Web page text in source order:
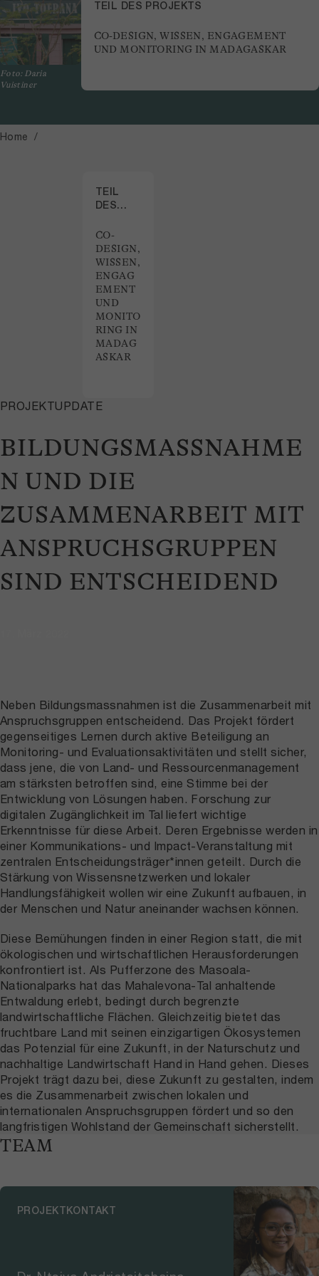
Foto: Daria
Vuistiner
TEIL DES PROJEKTS
CO-DESIGN, WISSEN, ENGAGEMENT
UND MONITORING IN MADAGASKAR
Home
BILDUNGSMASSNAHME
N UND DIE
ZUSAMMENARBEIT MIT
ANSPRUCHSGRUPPEN
SIND ENTSCHEIDEND
PROJEKTUPDATE
TEIL
DES
CO-
DESIGN,
WISSEN,
ENGAG
EMENT
UND
MONITO
RING IN
MADAG
ASKAR
Neben Bildungsmassnahmen ist die Zusammenarbeit mit
Anspruchsgruppen entscheidend. Das Projekt fördert
gegenseitiges Lernen durch aktive Beteiligung an
Monitoring- und Evaluationsaktivitäten und stellt sicher,
dass jene, die von Land- und Ressourcenmanagement
am stärksten betroffen sind, eine Stimme bei der
Entwicklung von Lösungen haben. Forschung zur
digitalen Zugänglichkeit im Tal liefert wichtige
Erkenntnisse für diese Arbeit. Deren Ergebnisse werden in
einer Kommunikations- und Impact-Veranstaltung mit
zentralen Entscheidungsträger*innen geteilt. Durch die
Stärkung von Wissensnetzwerken und lokaler
Handlungsfähigkeit wollen wir eine Zukunft aufbauen, in
der Menschen und Natur aneinander wachsen können.
Diese Bemühungen finden in einer Region statt, die mit
ökologischen und wirtschaftlichen Herausforderungen
konfrontiert ist. Als Pufferzone des Masoala-
Nationalparks hat das Mahalevona-Tal anhaltende
Entwaldung erlebt, bedingt durch begrenzte
landwirtschaftliche Flächen. Gleichzeitig bietet das
fruchtbare Land mit seinen einzigartigen Ökosystemen
das Potenzial für eine Zukunft, in der Naturschutz und
nachhaltige Landwirtschaft Hand in Hand gehen. Dieses
Projekt trägt dazu bei, diese Zukunft zu gestalten, indem
es die Zusammenarbeit zwischen lokalen und
internationalen Anspruchsgruppen fördert und so den
langfristigen Wohlstand der Gemeinschaft sicherstellt.
TEAM
PROJEKTKONTAKT